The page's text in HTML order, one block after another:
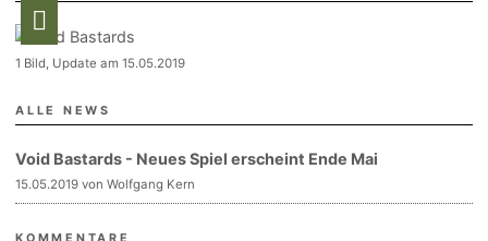
1 Bild, Update am 15.05.2019
ALLE NEWS
Void Bastards - Neues Spiel erscheint Ende Mai
15.05.2019 von Wolfgang Kern
KOMMENTARE